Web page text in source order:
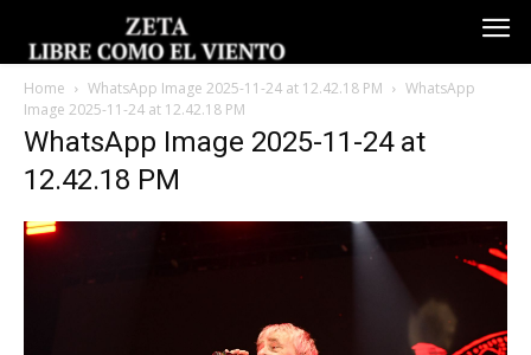
Home WhatsApp Image 2025-11-24 at 12.42.18 PM
WhatsApp
Image 2025-11-24 at 12.42.18 PM
WhatsApp Image 2025-11-24 at
12.42.18 PM